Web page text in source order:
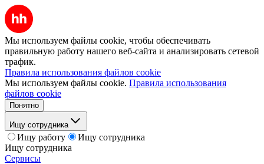
Мы используем файлы cookie, чтобы обеспечивать
правильную работу нашего веб-сайта и анализировать сетевой
трафик.
Правила использования файлов cookie
Мы используем файлы cookie. Правила использования
файлов cookie
Понятно
Ищу сотрудника
Ищу работу
Ищу сотрудника
Ищу сотрудника
Сервисы